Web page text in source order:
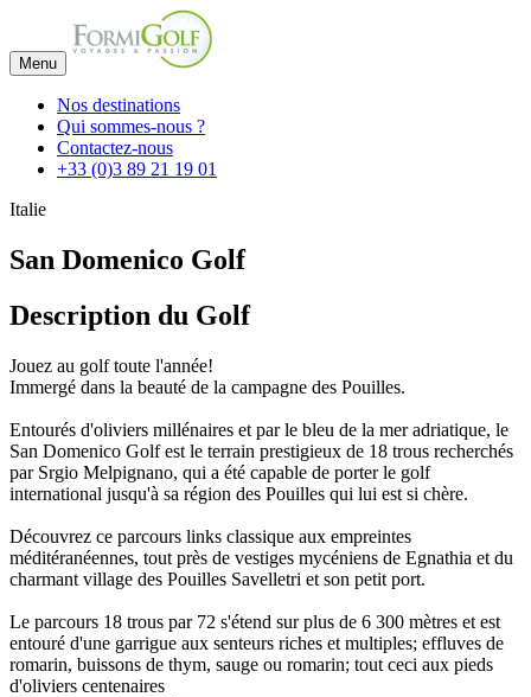
Menu
Nos destinations
Qui sommes-nous ?
Contactez-nous
+33 (0)3 89 21 19 01
Italie
San Domenico Golf
Description du Golf
Jouez au golf toute l'année!
Immergé dans la beauté de la campagne des Pouilles.
Entourés d'oliviers millénaires et par le bleu de la mer adriatique, le
San Domenico Golf est le terrain prestigieux de 18 trous recherchés
par Srgio Melpignano, qui a été capable de porter le golf
international jusqu'à sa région des Pouilles qui lui est si chère.
Découvrez ce parcours links classique aux empreintes
méditéranéennes, tout près de vestiges mycéniens de Egnathia et du
charmant village des Pouilles Savelletri et son petit port.
Le parcours 18 trous par 72 s'étend sur plus de 6 300 mètres et est
entouré d'une garrigue aux senteurs riches et multiples; effluves de
romarin, buissons de thym, sauge ou romarin; tout ceci aux pieds
d'oliviers centenaires